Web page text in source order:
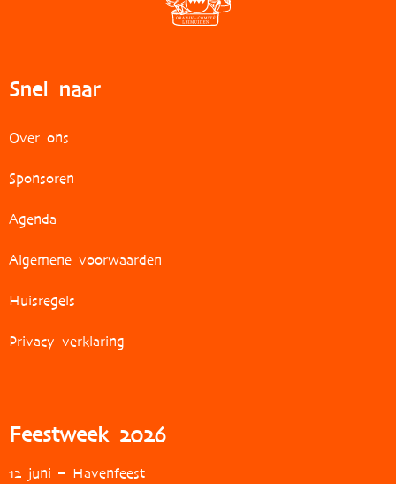
Snel naar
Over ons
Sponsoren
Agenda
Algemene voorwaarden
Huisregels
Privacy verklaring
Feestweek 2026
12 juni – Havenfeest